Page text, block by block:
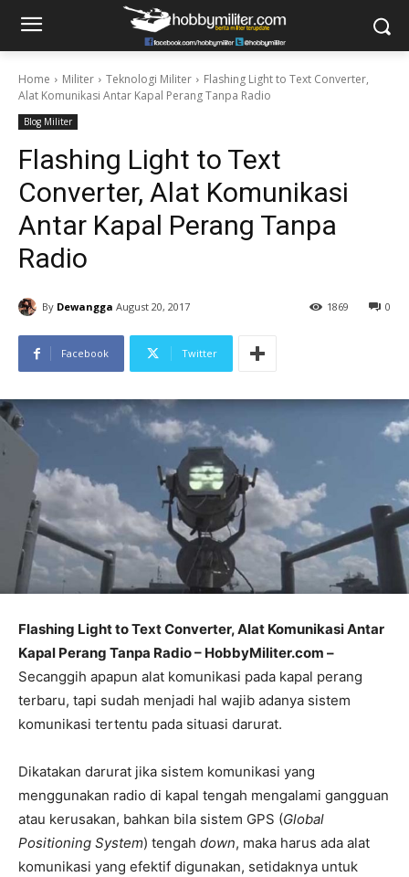
Home Militer Teknologi Militer
Flashing Light to Text Converter,
Alat Komunikasi Antar Kapal Perang Tanpa Radio
Blog Militer
Flashing Light to Text
Converter, Alat Komunikasi
Antar Kapal Perang Tanpa
Radio
By Dewangga August 20, 2017 0
1869
Facebook Twitter
Flashing Light to Text Converter, Alat Komunikasi Antar
Kapal Perang Tanpa Radio – HobbyMiliter.com –
Secanggih apapun alat komunikasi pada kapal perang
terbaru, tapi sudah menjadi hal wajib adanya sistem
komunikasi tertentu pada situasi darurat.
Dikatakan darurat jika sistem komunikasi yang
menggunakan radio di kapal tengah mengalami gangguan
atau kerusakan, bahkan bila sistem GPS (Global
Positioning System) tengah down, maka harus ada alat
komunikasi yang efektif digunakan, setidaknya untuk